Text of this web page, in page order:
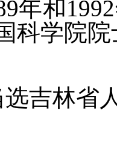
年和
科学院
选吉林省